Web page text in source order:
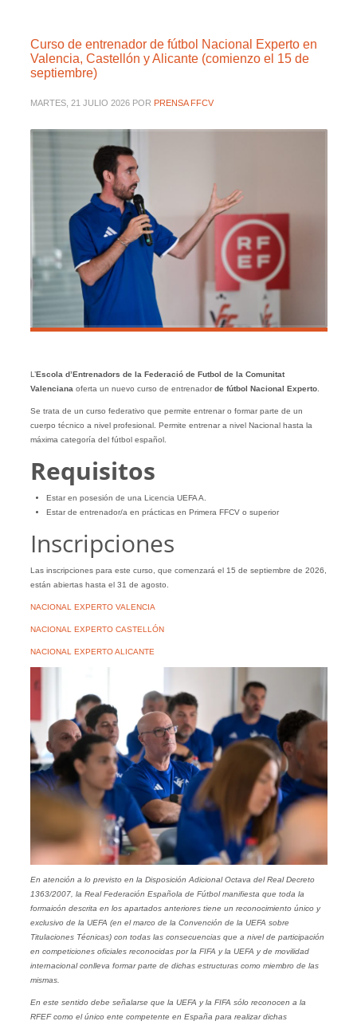
Curso de entrenador de fútbol Nacional Experto en
Valencia, Castellón y Alicante (comienzo el 15 de
septiembre)
MARTES, 21 JULIO 2026 POR PRENSA FFCV
L’Escola d’Entrenadors de la Federació de Futbol de la Comunitat
Valenciana oferta un nuevo curso de entrenadorde fútbol Nacional Experto.
Se trata de un curso federativo que permite entrenar o formar parte de un
cuerpo técnico a nivel profesional. Permite entrenar a nivel Nacional hasta la
máxima categoría del fútbol español.
Requisitos
Estar en posesión de una Licencia UEFA A.
Estar de entrenador/a en prácticas en Primera FFCV o superior
Inscripciones
Las inscripciones para este curso, que comenzará el 15 de septiembre de 2026,
están abiertas hasta el 31 de agosto.
NACIONAL EXPERTO VALENCIA
NACIONAL EXPERTO CASTELLÓN
NACIONAL EXPERTO ALICANTE
En atención a lo previsto en la Disposición Adicional Octava del Real Decreto
1363/2007, la Real Federación Española de Fútbol manifiesta que toda la
formaicón descrita en los apartados anteriores tiene un reconocimiento único y
exclusivo de la UEFA (en el marco de la Convención de la UEFA sobre
Titulaciones Técnicas) con todas las consecuencias que a nivel de participación
en competiciones oficiales reconocidas por la FIFA y la UEFA y de movilidad
internacional conlleva formar parte de dichas estructuras como miembro de las
mismas.
En este sentido debe señalarse que la UEFA y la FIFA sólo reconocen a la
RFEF como el único ente competente en España para realizar dichas